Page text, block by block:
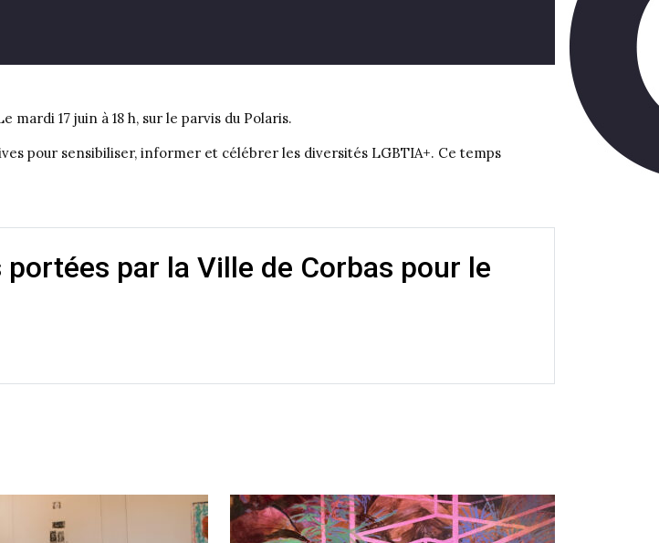
mardi 17 juin à 18 h, sur le parvis du Polaris.
pour sensibiliser, informer et célébrer les diversités LGBTIA+. Ce temps
par la Ville de Corbas pour le